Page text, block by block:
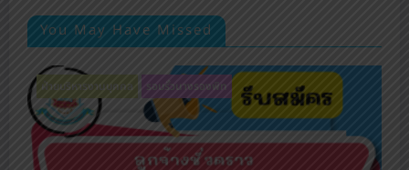
You May Have Missed
ฝ่ายบริหารงานบุคคล รอบรั้วนางรองพิท